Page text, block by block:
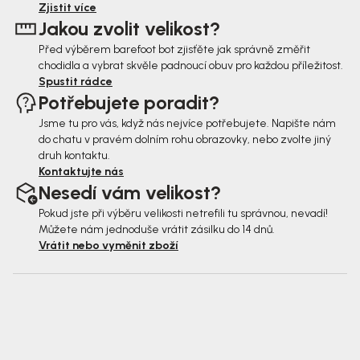
Zjistit více
Jakou zvolit velikost?
Před výběrem barefoot bot zjisťěte jak správně změřit
chodidla a vybrat skvěle padnoucí obuv pro každou příležitost.
Spustit rádce
Potřebujete poradit?
Jsme tu pro vás, když nás nejvíce potřebujete. Napište nám
do chatu v pravém dolním rohu obrazovky, nebo zvolte jiný
druh kontaktu.
Kontaktujte nás
Nesedí vám velikost?
Pokud jste při výběru velikosti netrefili tu správnou, nevadí!
Můžete nám jednoduše vrátit zásilku do 14 dnů.
Vrátit nebo vyměnit zboží